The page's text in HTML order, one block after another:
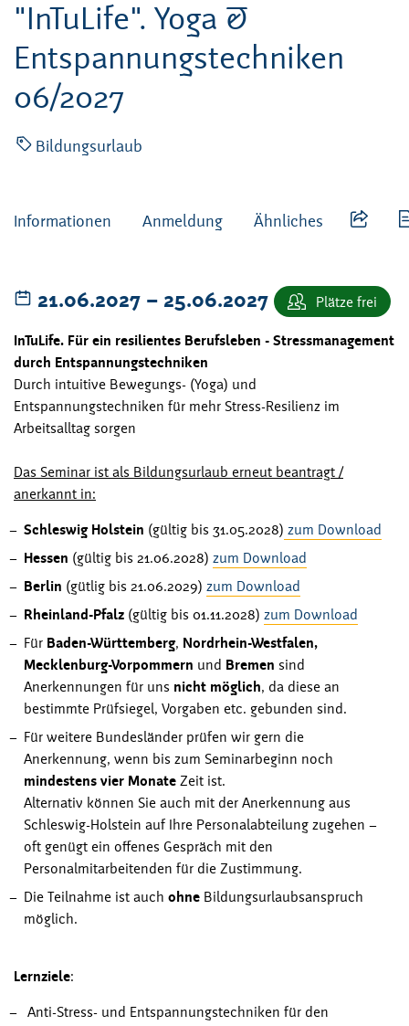
"InTuLife". Yoga &
Entspannungstechniken
06/2027
Bildungsurlaub
Informationen Anmeldung Ähnliches
21.06.2027 – bis
25.06.2027 Plätze frei
InTuLife. Für ein resilientes Berufsleben - Stressmanagement
durch Entspannungstechniken
Durch intuitive Bewegungs- (Yoga) und
Entspannungstechniken für mehr Stress-Resilienz im
Arbeitsalltag sorgen
Das Seminar ist als Bildungsurlaub erneut beantragt /
anerkannt in:
Schleswig Holstein (gültig bis 31.05.2028) zum Download
Hessen (gültig bis 21.06.2028) zum Download
Berlin (gütlig bis 21.06.2029) zum Download
Rheinland-Pfalz (gültig bis 01.11.2028) zum Download
Für Baden-Württemberg, Nordrhein-Westfalen,
Mecklenburg-Vorpommern und Bremen sind
Anerkennungen für uns nicht möglich, da diese an
bestimmte Prüfsiegel, Vorgaben etc. gebunden sind.
Für weitere Bundesländer prüfen wir gern die
Anerkennung, wenn bis zum Seminarbeginn noch
mindestens vier Monate Zeit ist.
Alternativ können Sie auch mit der Anerkennung aus
Schleswig-Holstein auf Ihre Personalabteilung zugehen –
oft genügt ein offenes Gespräch mit den
Personalmitarbeitenden für die Zustimmung.
Die Teilnahme ist auch ohne Bildungsurlaubsanspruch
möglich.
Lernziele:
Anti-Stress- und Entspannungstechniken für den